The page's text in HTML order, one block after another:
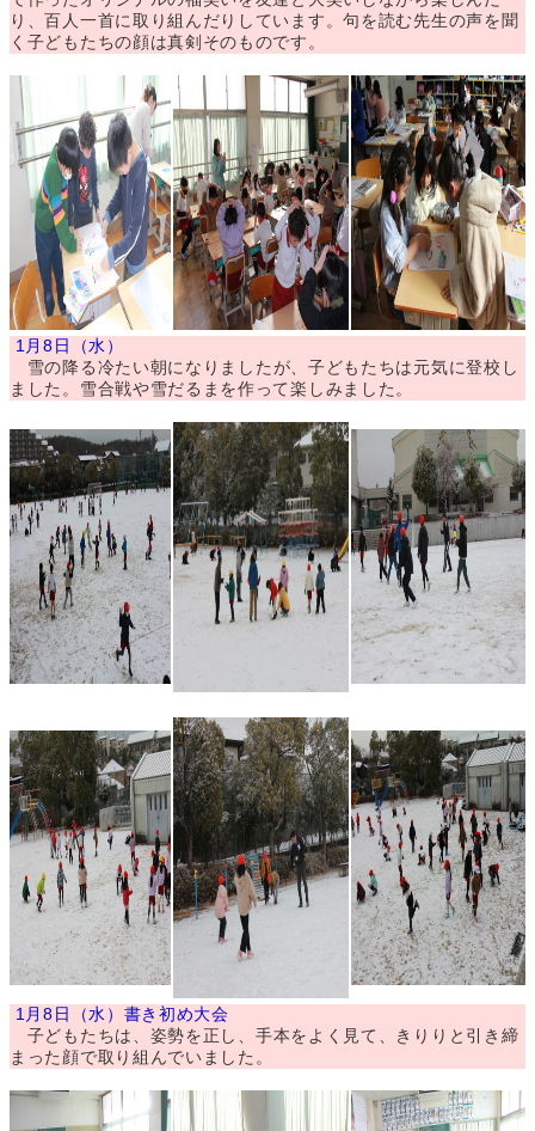
り、百人一首に取り組んだりしています。句を読む先生の声を聞
く子どもたちの顔は真剣そのものです。
1月8日（水）
雪の降る冷たい朝になりましたが、子どもたちは元気に登校し
ました。雪合戦や雪だるまを作って楽しみました。
1月8日（水）書き初め大会
子どもたちは、姿勢を正し、手本をよく見て、きりりと引き締
まった顔で取り組んでいました。